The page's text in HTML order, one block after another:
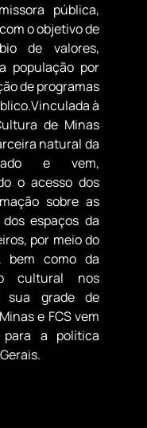
pública,
o objetivo de
de valores,
população por
de programas
à
de Minas
natural da
e vem,
o acesso dos
sobre as
espaços da
por meio do
bem como da
cultural nos
sua grade de
e FCS vem
para a política